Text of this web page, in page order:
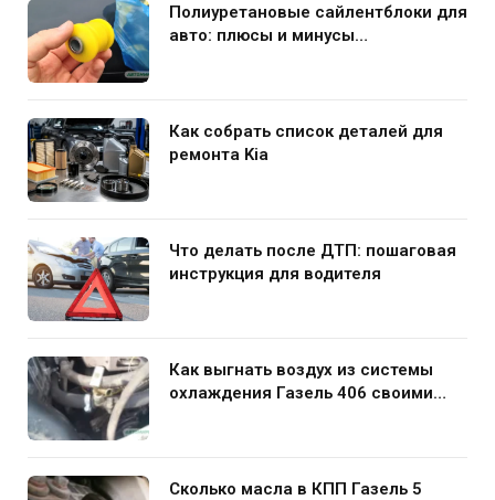
Полиуретановые сайлентблоки для
авто: плюсы и минусы
Как собрать список деталей для
ремонта Kia
Что делать после ДТП: пошаговая
инструкция для водителя
Как выгнать воздух из системы
охлаждения Газель 406 своими
Сколько масла в КПП Газель 5